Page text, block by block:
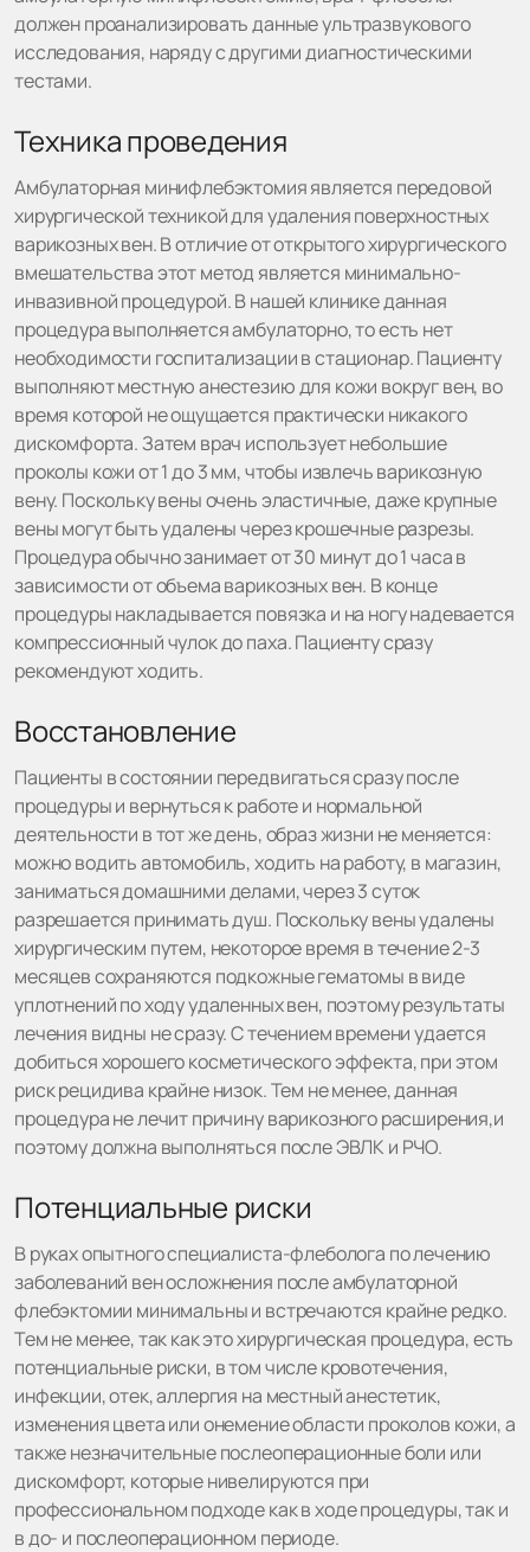
должен проанализировать данные ультразвукового
исследования, наряду с другими диагностическими
тестами.
Техника проведения
Амбулаторная минифлебэктомия является передовой
хирургической техникой для удаления поверхностных
варикозных вен. В отличие от открытого хирургического
вмешательства этот метод является минимально-
инвазивной процедурой. В нашей клинике данная
процедура выполняется амбулаторно, то есть нет
необходимости госпитализации в стационар. Пациенту
выполняют местную анестезию для кожи вокруг вен, во
время которой не ощущается практически никакого
дискомфорта. Затем врач использует небольшие
проколы кожи от 1 до 3 мм, чтобы извлечь варикозную
вену. Поскольку вены очень эластичные, даже крупные
вены могут быть удалены через крошечные разрезы.
Процедура обычно занимает от 30 минут до 1 часа в
зависимости от объема варикозных вен. В конце
процедуры накладывается повязка и на ногу надевается
компрессионный чулок до паха. Пациенту сразу
рекомендуют ходить.
Восстановление
Пациенты в состоянии передвигаться сразу после
процедуры и вернуться к работе и нормальной
деятельности в тот же день, образ жизни не меняется:
можно водить автомобиль, ходить на работу, в магазин,
заниматься домашними делами, через 3 суток
разрешается принимать душ. Поскольку вены удалены
хирургическим путем, некоторое время в течение 2-3
месяцев сохраняются подкожные гематомы в виде
уплотнений по ходу удаленных вен, поэтому результаты
лечения видны не сразу. С течением времени удается
добиться хорошего косметического эффекта, при этом
риск рецидива крайне низок. Тем не менее, данная
процедура не лечит причину варикозного расширения,и
поэтому должна выполняться после ЭВЛК и РЧО.
Потенциальные риски
В руках опытного специалиста-флеболога по лечению
заболеваний вен осложнения после амбулаторной
флебэктомии минимальны и встречаются крайне редко.
Тем не менее, так как это хирургическая процедура, есть
потенциальные риски, в том числе кровотечения,
инфекции, отек, аллергия на местный анестетик,
изменения цвета или онемение области проколов кожи, а
также незначительные послеоперационные боли или
дискомфорт, которые нивелируются при
профессиональном подходе как в ходе процедуры, так и
в до- и послеоперационном периоде.